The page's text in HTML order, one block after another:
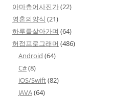
아마츄어사진가(22)
영혼의양식 (21)
하루를살아가며 (64)
허접프로그래머 (486)
Android (64)
C#(8)
iOS/Swift(82)
JAVA(64)